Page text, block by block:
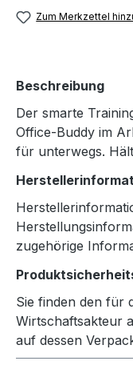
Zum Merkzettel
Beschreibung
Der smarte
Office-Buddy im
für unterwegs.
zugehörige
Sie finden den für
Wirtschaftsakteur
auf dessen